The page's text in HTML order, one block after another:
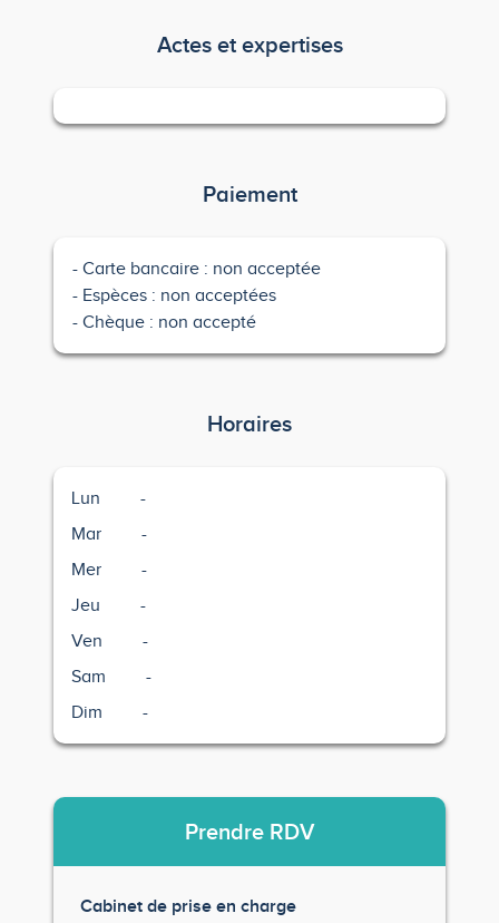
Actes et expertises
Paiement
Carte bancaire : non acceptée
Espèces : non acceptées
Chèque : non accepté
Horaires
Lun
-
Mar
-
Mer
-
Jeu
-
Ven
-
Sam
-
Dim
-
Prendre RDV
Cabinet de prise en charge